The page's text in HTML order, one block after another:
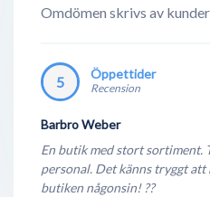
Omdömen skrivs av
5 Öppettider
Recension
Barbro Weber
En butik med stort sortiment.
personal. Det känns tryggt att
butiken någonsin! ??